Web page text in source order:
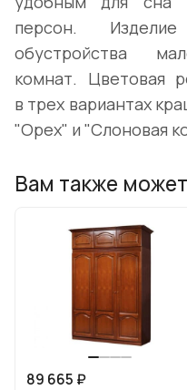
персон.
обустройства
комнат. Цветовая
в трех вариантах
"Орех" и "Слоновая
Вам также
89 665 ₽